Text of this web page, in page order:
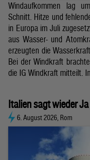
Windaufkommen lag
Schnitt. Hitze und
in Europa im Juli
aus Wasser- und
erzeugten die
Bei der Windkraft
die IG Windkraft mitteilt.
Italien sagt wieder
6. August 2026, Rom